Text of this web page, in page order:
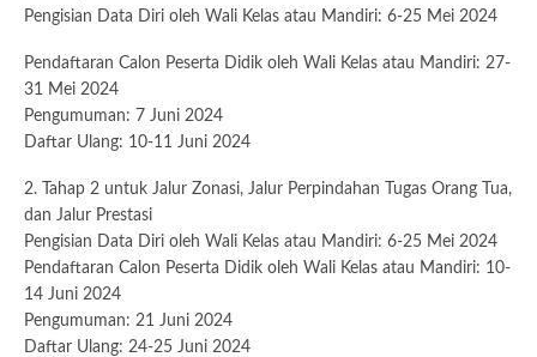
Pengisian Data Diri oleh Wali Kelas atau Mandiri: 6-25 Mei 2024
Pendaftaran Calon Peserta Didik oleh Wali Kelas atau Mandiri: 27-
31 Mei 2024
Pengumuman: 7 Juni 2024
Daftar Ulang: 10-11 Juni 2024
2. Tahap 2 untuk Jalur Zonasi, Jalur Perpindahan Tugas Orang Tua,
dan Jalur Prestasi
Pengisian Data Diri oleh Wali Kelas atau Mandiri: 6-25 Mei 2024
Pendaftaran Calon Peserta Didik oleh Wali Kelas atau Mandiri: 10-
14 Juni 2024
Pengumuman: 21 Juni 2024
Daftar Ulang: 24-25 Juni 2024